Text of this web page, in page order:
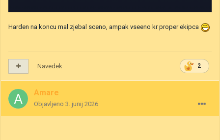
Harden na koncu mal zjebal sceno, ampak vseeno kr proper ekipca
2
Navedek
Amare
Objavljeno 3. junij 2026